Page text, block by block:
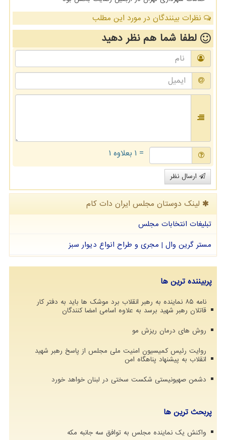
نظرات بینندگان در مورد این مطلب
لطفا شما همنظر دهید
= ۱ بعلاوه ۱
ارسال نظر
لینک دوستان مجلس ایران دات كام
تبلیغات انتخابات مجلس
مستر گرین وال | مجری و طراح انواع دیوار سبز
پربیننده ترین ها
نامه ۸۵ نماینده به رهبر انقلاب برد موشک ها باید به دفتر کار
قاتلان رهبر شهید برسد به علاوه اسامی امضا کنندگان
روش های درمان ریزش مو
روایت رئیس کمیسیون امنیت ملی مجلس از پاسخ رهبر شهید
انقلاب به پیشنهاد پناهگاه امن
دشمن صهیونیستی شکست سختی در لبنان خواهد خورد
پربحث ترین ها
واکنش یک نماینده مجلس به توافق سه جانبه مکه